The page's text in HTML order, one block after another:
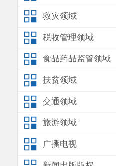
救灾领域
税收管理领域
食品药品监管领域
扶贫领域
交通领域
旅游领域
广播电视